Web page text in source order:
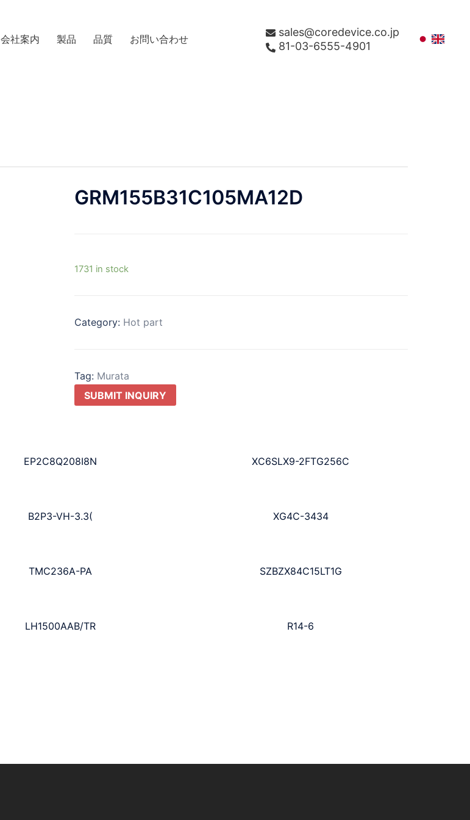
会社案内 製品 品質 お問い合わせ
sales@coredevice.co.jp
81-03-6555-4901
GRM155B31C105MA12D
1731 in stock
Category: Hot part
Tag: Murata
SUBMIT INQUIRY
EP2C8Q208I8N XC6SLX9-2FTG256C
B2P3-VH-3.3( XG4C-3434
TMC236A-PA SZBZX84C15LT1G
LH1500AAB/TR R14-6